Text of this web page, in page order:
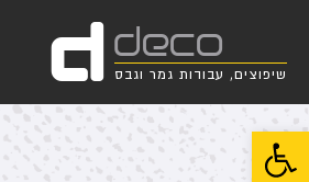
פתח סרגל נגישות
deco
d שיפוצים, עבודות גמר וגבס